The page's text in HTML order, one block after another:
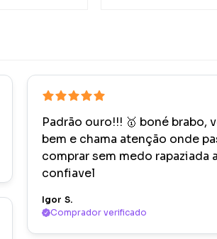
Padrão ouro!!! 🥇 boné brabo,
bem e chama atenção onde
comprar sem medo rapaziada
confiavel
Igor S.
Comprador verificado